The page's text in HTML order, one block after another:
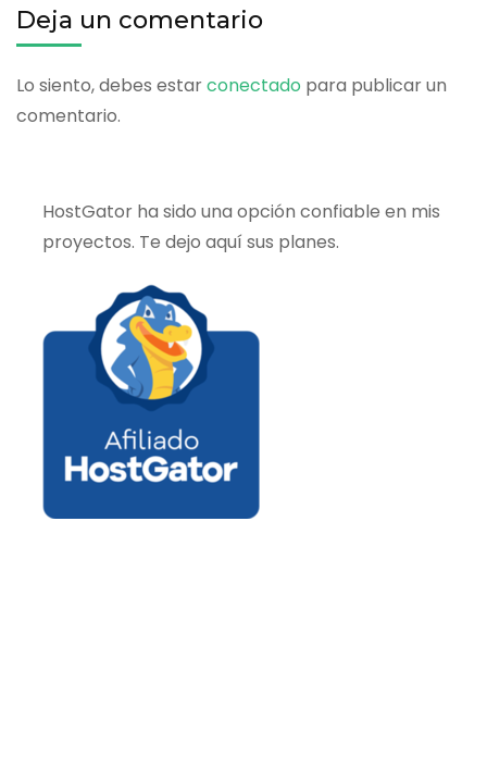
Deja un comentario
Lo siento, debes estarconectado para publicar un
comentario.
HostGator ha sido una opción confiable en mis
proyectos. Te dejo aquí sus planes.